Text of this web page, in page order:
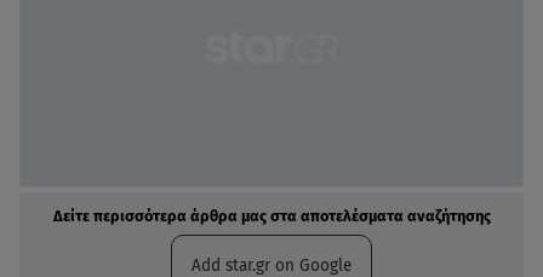
Δείτε περισσότερα άρθρα μας στα αποτελέσματα αναζήτησης
Add star.gr on Google